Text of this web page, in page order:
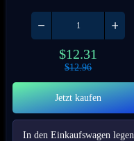
$12.31
$12.96
Jetzt kaufen
In den Einkaufswagen legen